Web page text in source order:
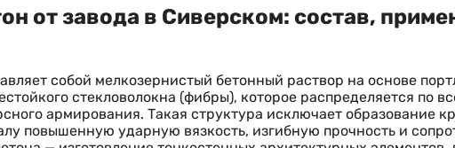
от завода в Сиверском: состав,
собой мелкозернистый бетонный раствор на основе
стекловолокна (фибры), которое распределяется по
армирования. Такая структура исключает образование
повышенную ударную вязкость, изгибную прочность и